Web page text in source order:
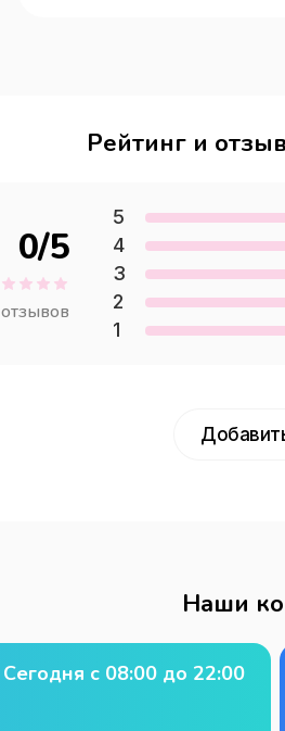
Рейтинг и
0/5
отзывов
5
4
3
2
1
Наши
Сегодня с 08:00 до 22:00